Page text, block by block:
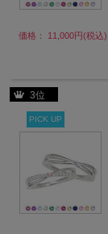
価格： 11,000円(税込)
3位
PICK UP